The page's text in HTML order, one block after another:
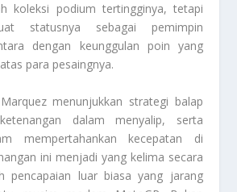
koleksi podium tertingginya, tetapi
statusnya sebagai pemimpin
dengan keunggulan poin yang
para pesaingnya.
menunjukkan strategi balap
dalam menyalip, serta
mempertahankan kecepatan di
ini menjadi yang kelima secara
pencapaian luar biasa yang jarang